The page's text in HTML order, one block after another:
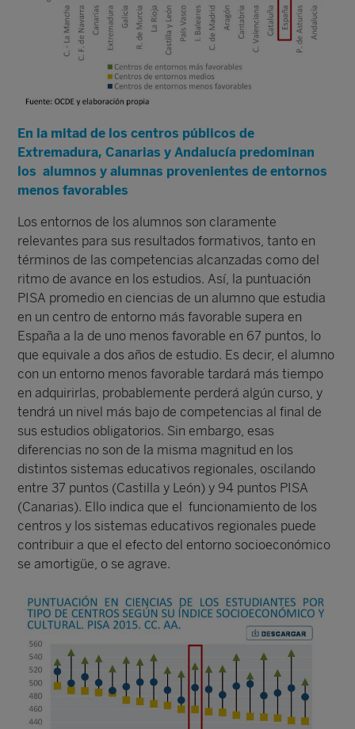
En la mitad de los centros públicos de
Extremadura, Canarias y Andalucía predominan
los alumnos y alumnas provenientes de entornos
menos favorables
Los entornos de los alumnos son claramente
relevantes para sus resultados formativos, tanto en
términos de las competencias alcanzadas como del
ritmo de avance en los estudios. Así, la puntuación
PISA promedio en ciencias de un alumno que estudia
en un centro de entorno más favorable supera en
España a la de uno menos favorable en 67 puntos, lo
que equivale a dos años de estudio. Es decir, el alumno
con un entorno menos favorable tardará más tiempo
en adquirirlas, probablemente perderá algún curso, y
tendrá un nivel más bajo de competencias al final de
sus estudios obligatorios. Sin embargo, esas
diferencias no son de la misma magnitud en los
distintos sistemas educativos regionales, oscilando
entre 37 puntos (Castilla y León) y 94 puntos PISA
(Canarias). Ello indica que el funcionamiento de los
centros y los sistemas educativos regionales puede
contribuir a que el efecto del entorno socioeconómico
se amortigüe, o se agrave.